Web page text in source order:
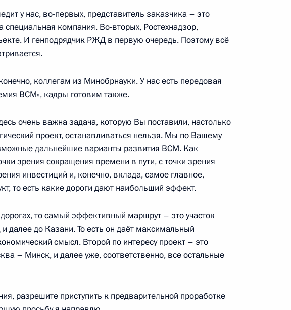
Совета
Совета по направлению
Совета по направлению
Совета по направлению
у нас, во-первых, представитель заказчика – это
специальная компания. Во-вторых, Ростехнадзор,
И генподрядчик РЖД в первую очередь. Поэтому всё
коллегам из Минобрнауки. У нас есть передовая
ВСМ», кадры готовим также.
очень важна задача, которую Вы поставили, настолько
проект, останавливаться нельзя. Мы по Вашему
дальнейшие варианты развития ВСМ. Как
зрения сокращения времени в пути, с точки зрения
инвестиций и, конечно, вклада, самое главное,
то есть какие дороги дают наибольший эффект.
то самый эффективный маршрут – это участок
далее до Казани. То есть он даёт максимальный
смысл. Второй по интересу проект – это
– Минск, и далее уже, соответственно, все остальные
разрешите приступить к предварительной проработке